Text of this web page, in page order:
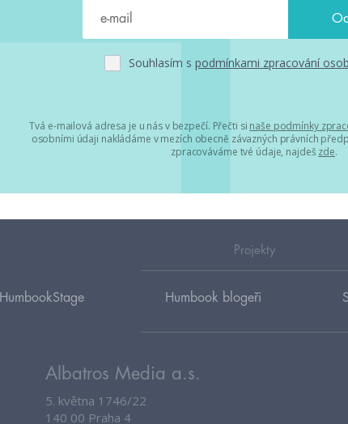
Souhlasím s podmínkami zpracování
Tvá e-mailová adresa je u nás v bezpečí. Přečti si naše podmínky
osobními údaji nakládáme v mezích obecně závazných právních
zpracováváme tvé údaje, najdeš zde.
Projekty
HumbookStage Humbook blogeři
Albatros Media a.s.
5. května 1746/22
140 00 Praha 4